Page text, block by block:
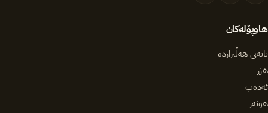
هاوپۆلەکان
بابەتی هەڵبژاردە
هزر
ئەدەب
هونەر